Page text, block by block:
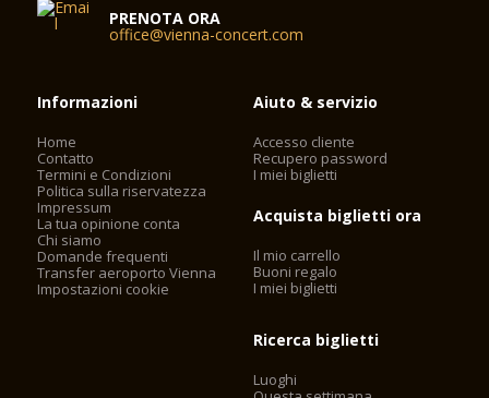
PRENOTA ORA
office@vienna-concert.com
Informazioni
Home
Contatto
Termini e Condizioni
Politica sulla riservatezza
Impressum
La tua opinione conta
Chi siamo
Domande frequenti
Transfer aeroporto Vienna
Impostazioni cookie
Aiuto & servizio
Accesso cliente
Recupero password
I miei biglietti
Acquista biglietti ora
Il mio carrello
Buoni regalo
I miei biglietti
Ricerca biglietti
Luoghi